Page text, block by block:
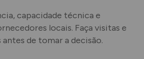
capacidade técnica e
locais. Faça visitas e
de tomar a decisão.